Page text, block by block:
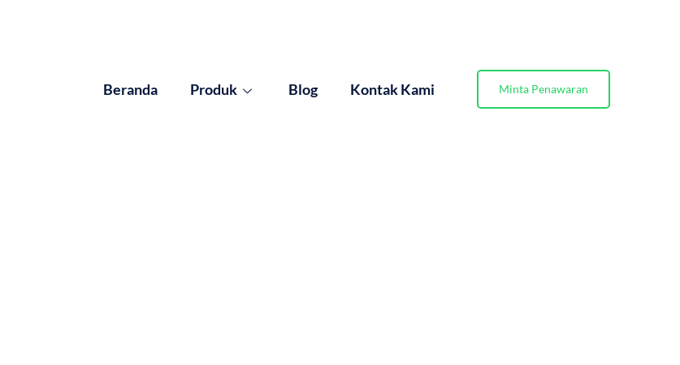
Beranda Produk Blog Kontak Kami Minta Penawaran